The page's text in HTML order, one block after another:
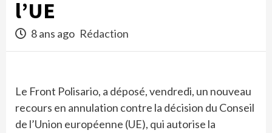
l’UE
8 ans ago Rédaction
Le Front Polisario, a déposé, vendredi, un nouveau
recours en annulation contre la décision du Conseil
de l’Union européenne (UE), qui autorise la